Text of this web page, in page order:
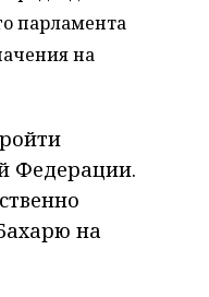
парламента
на
Федерации.
на